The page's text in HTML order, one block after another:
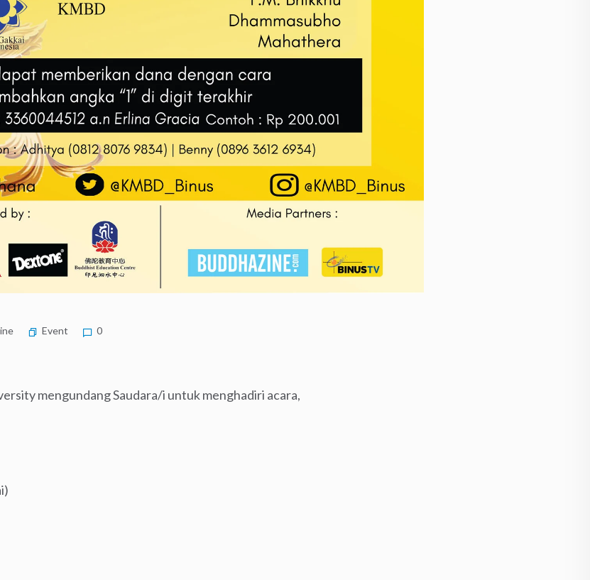
Event 0
mengundang Saudara/i untuk menghadiri acara,